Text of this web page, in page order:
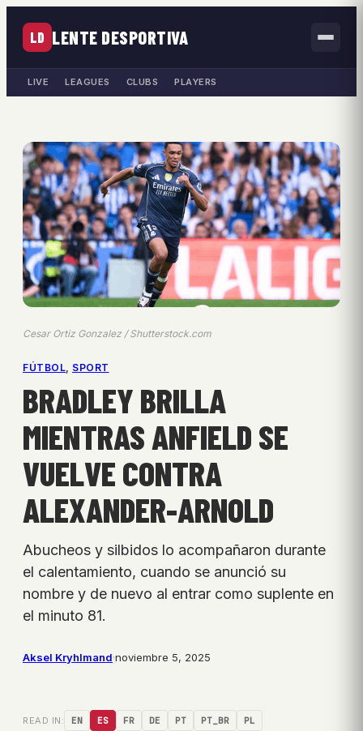
LD LENTE DESPORTIVA
LIVE LEAGUES CLUBS PLAYERS
Cesar Ortiz Gonzalez / Shutterstock.com
FÚTBOL, SPORT
BRADLEY BRILLA
MIENTRAS ANFIELD SE
VUELVE CONTRA
ALEXANDER-ARNOLD
Abucheos y silbidos lo acompañaron durante
el calentamiento, cuando se anunció su
nombre y de nuevo al entrar como suplente en
el minuto 81.
Aksel Kryhlmand·noviembre 5, 2025
READ IN: EN ES FR DE PT PT_BR PL